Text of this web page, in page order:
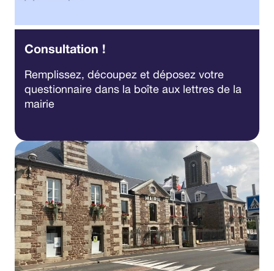
Consultation !
Remplissez, découpez et déposez votre
questionnaire dans la boîte aux lettres de la
mairie